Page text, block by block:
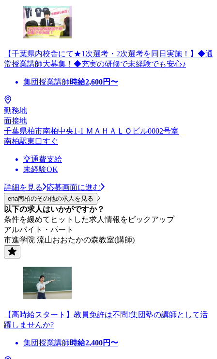
【千葉県内校舎にて★1次選考・2次選考を同日実施！】◆通
常授業講師大募集！◆充実の研修で未経験でも安心♪
集団授業講師時給2,600円〜
勤務地
面接地
千葉県柏市南柏中央1-1 ＭＡＨＡＬＯビル0002号室
南柏駅東口すぐ
交通費支給
未経験OK
詳細を見る 応募画面に進む
ena南柏のその他の求人を見る
以下の求人はいかがですか？
条件を緩めてヒットした求人情報をピックアップ
アルバイト・パート
市進学院 流山おおたかの森教室(講師)
【高時給スタート】教員免許は不問!集団塾の講師として活
躍しませんか?
集団授業講師時給2,400円〜